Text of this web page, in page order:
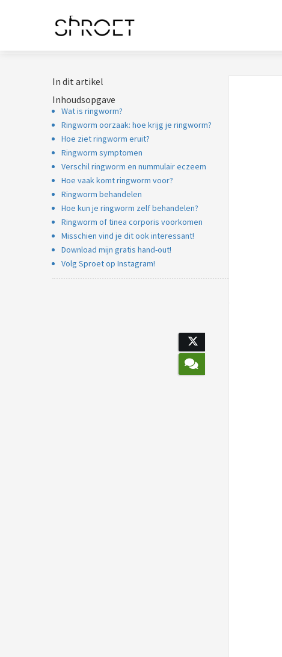
In dit artikel
Inhoudsopgave
Wat is ringworm?
Ringworm oorzaak: hoe krijg je ringworm?
Hoe ziet ringworm eruit?
Ringworm symptomen
Verschil ringworm en nummulair eczeem
Hoe vaak komt ringworm voor?
Ringworm behandelen
Hoe kun je ringworm zelf behandelen?
Ringworm of tinea corporis voorkomen
Misschien vind je dit ook interessant!
Download mijn gratis hand-out!
Volg Sproet op Instagram!